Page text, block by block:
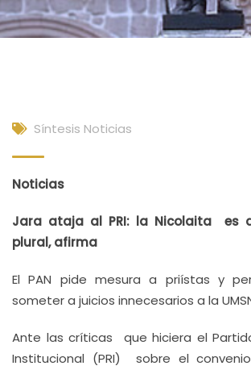
Síntesis Noticias
Noticias
Jara ataja al PRI: la Nicolaita es
plural, afirma
El PAN pide mesura a priístas y
someter a juicios innecesarios a la
Ante las críticas que hiciera el
Institucional (PRI) sobre el